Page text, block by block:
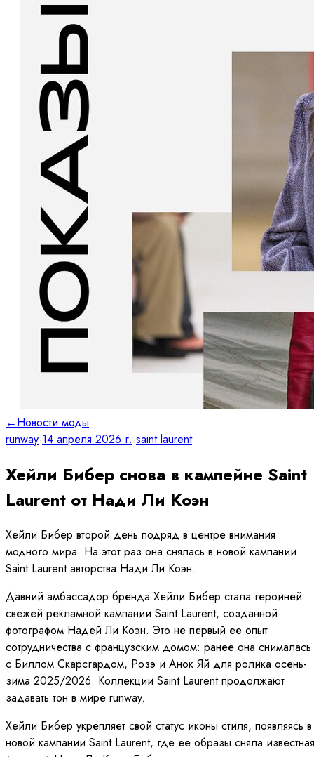
←Новости моды
runway·14 апреля 2026 г.·saint laurent
Хейли Бибер снова в кампейне Saint
Laurent от Нади Ли Коэн
Хейли Бибер второй день подряд в центре внимания
модного мира. На этот раз она снялась в новой кампании
Saint Laurent авторства Нади Ли Коэн.
Давний амбассадор бренда Хейли Бибер стала героиней
свежей рекламной кампании Saint Laurent, созданной
фотографом Надей Ли Коэн. Это не первый ее опыт
сотрудничества с французским домом: ранее она снималась
с Биллом Скарсгардом, Розэ и Анок Яй для ролика осень-
зима 2025/2026. Коллекции Saint Laurent продолжают
задавать тон в мире runway.
Хейли Бибер укрепляет свой статус иконы стиля, появляясь в
новой кампании Saint Laurent, где ее образы сняла известная